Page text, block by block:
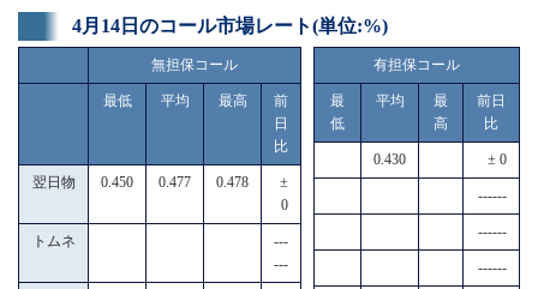
4月14日のコール市場レート(単位:%)
無担保コール
最低 平均 最高
前
日
比
翌日物 0.450 0.477 0.478
±
0
トムネ
---
---
有担保コール
最
低
平均
最
高
前日
比
0.430 ± 0
------
------
------